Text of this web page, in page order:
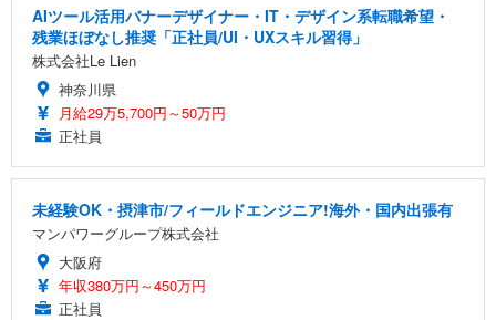
AIツール活用バナーデザイナー・IT・デザイン系転職希望・
残業ほぼなし推奨「正社員/UI・UXスキル習得」
株式会社Le Lien
神奈川県
月給29万5,700円～50万円
正社員
未経験OK・摂津市/フィールドエンジニア!海外・国内出張有
マンパワーグループ株式会社
大阪府
年収380万円～450万円
正社員